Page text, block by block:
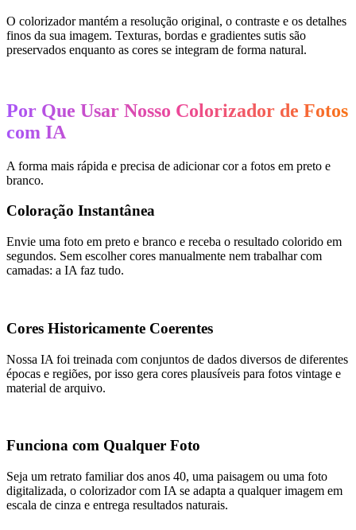
O colorizador mantém a resolução original, o contraste e os detalhes
finos da sua imagem. Texturas, bordas e gradientes sutis são
preservados enquanto as cores se integram de forma natural.
Por Que Usar Nosso Colorizador de Fotos
com IA
A forma mais rápida e precisa de adicionar cor a fotos em preto e
branco.
Coloração Instantânea
Envie uma foto em preto e branco e receba o resultado colorido em
segundos. Sem escolher cores manualmente nem trabalhar com
camadas: a IA faz tudo.
Cores Historicamente Coerentes
Nossa IA foi treinada com conjuntos de dados diversos de diferentes
épocas e regiões, por isso gera cores plausíveis para fotos vintage e
material de arquivo.
Funciona com Qualquer Foto
Seja um retrato familiar dos anos 40, uma paisagem ou uma foto
digitalizada, o colorizador com IA se adapta a qualquer imagem em
escala de cinza e entrega resultados naturais.